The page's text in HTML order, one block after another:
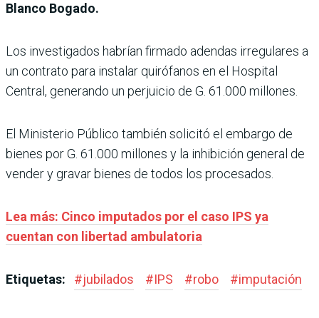
Blanco Bogado.
Los investigados habrían firmado adendas irregulares a
un contrato para instalar quirófanos en el Hospital
Central, generando un perjuicio de G. 61.000 millones.
El Ministerio Público también solicitó el embargo de
bienes por G. 61.000 millones y la inhibición general de
vender y gravar bienes de todos los procesados.
Lea más: Cinco imputados por el caso IPS ya
cuentan con libertad ambulatoria
Etiquetas: #jubilados #IPS #robo #imputación